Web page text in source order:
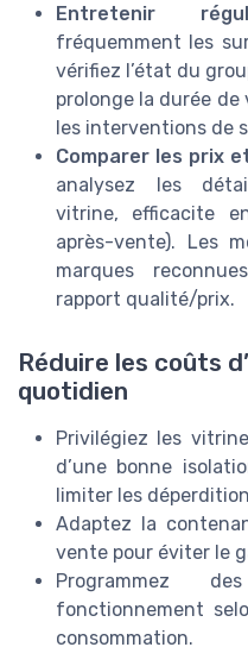
Entretenir
fréquemment les
vérifiez l’état du
prolonge la durée
les interventions de
Comparer les prix
analysez les
vitrine, efficacite
après-vente). Les
marques
rapport qualité/prix.
Réduire les coûts
quotidien
Privilégiez les
d’une bonne
limiter les
Adaptez la
vente pour éviter le
Programmez
fonctionnement
consommation.